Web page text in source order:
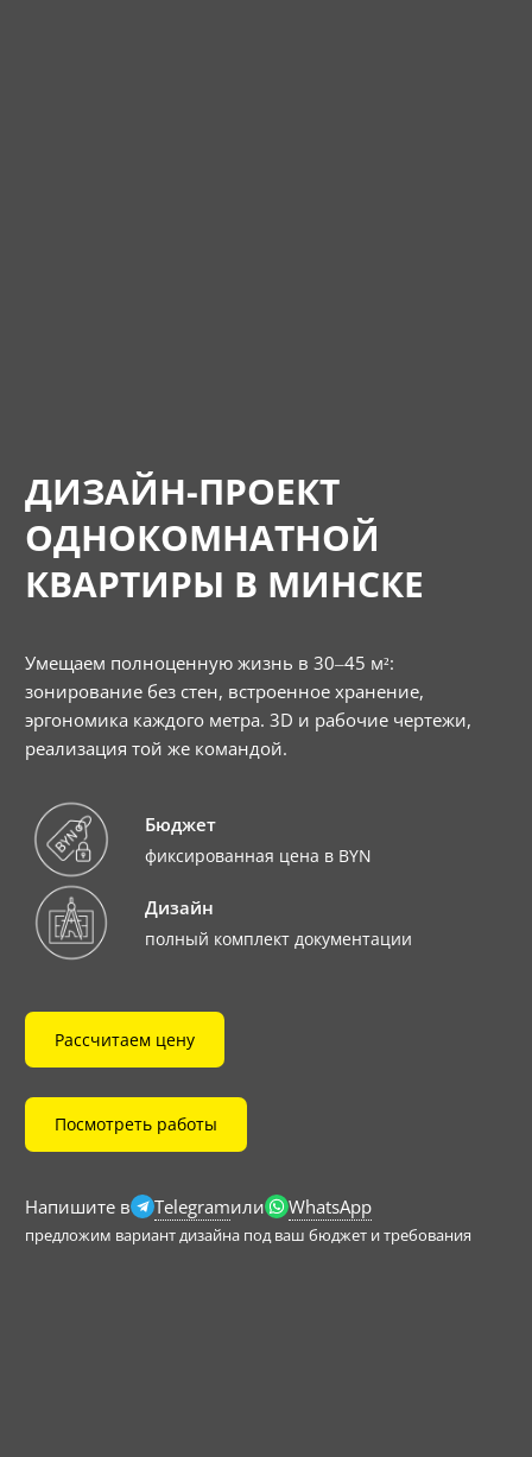
ДИЗАЙН-ПРОЕКТ
ОДНОКОМНАТНОЙ
КВАРТИРЫ В МИНСКЕ
Умещаем полноценную жизнь в 30–45 м²:
зонирование без стен, встроенное хранение,
эргономика каждого метра. 3D и рабочие чертежи,
реализация той же командой.
Бюджет
фиксированная цена в BYN
Дизайн
полный комплект документации
Рассчитаем цену
Посмотреть работы
Напишите в Telegramили WhatsApp
предложим вариант дизайна под ваш бюджет и требования